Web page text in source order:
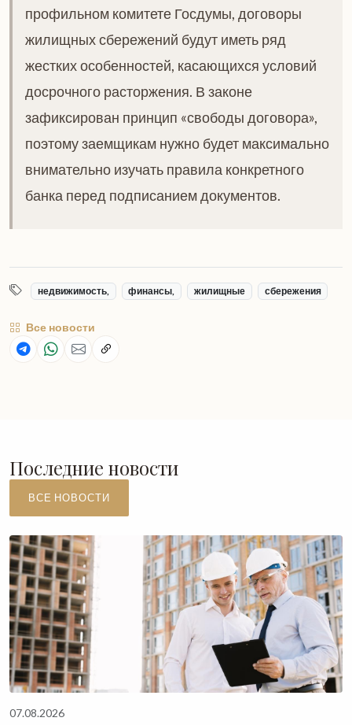
профильном комитете Госдумы, договоры
жилищных сбережений будут иметь ряд
жестких особенностей, касающихся условий
досрочного расторжения. В законе
зафиксирован принцип «свободы договора»,
поэтому заемщикам нужно будет максимально
внимательно изучать правила конкретного
банка перед подписанием документов.
недвижимость, финансы, жилищные сбережения
Все новости
Последние новости
ВСЕ НОВОСТИ
07.08.2026